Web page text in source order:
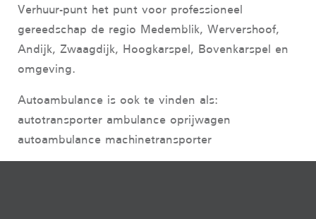
Verhuur-punt het punt voor professioneel
gereedschap de regio Medemblik, Wervershoof,
Andijk, Zwaagdijk, Hoogkarspel, Bovenkarspel en
omgeving.
Autoambulance is ook te vinden als:
autotransporter ambulance oprijwagen
autoambulance machinetransporter